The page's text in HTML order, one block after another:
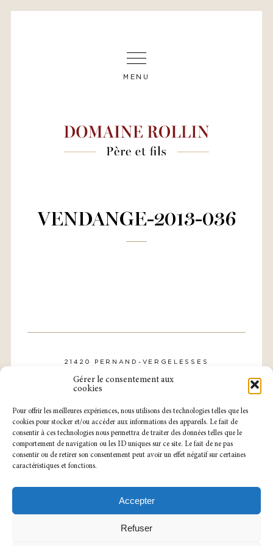
Gérer le consentement aux
cookies
Pour offrir les meilleures expériences, nous utilisons des technologies telles que les
cookies pour stocker et/ou accéder aux informations des appareils. Le fait de
consentir à ces technologies nous permettra de traiter des données telles que le
comportement de navigation ou les ID uniques sur ce site. Le fait de ne pas
consentir ou de retirer son consentement peut avoir un effet négatif sur certaines
caractéristiques et fonctions.
Accepter
Refuser
MENU
VENDANGE-2013-036
21420 PERNAND-VERGELESSES
TÉL. : 03 80 21 57 31
NOTRE CAVEAU EST OUVERT
SUR RENDEZ-VOUS.
MENTIONS LÉGALES POLITIQUE DE CONFIDENTIALITÉ